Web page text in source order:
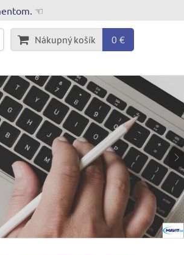
☜
Nákupný košík 0 €